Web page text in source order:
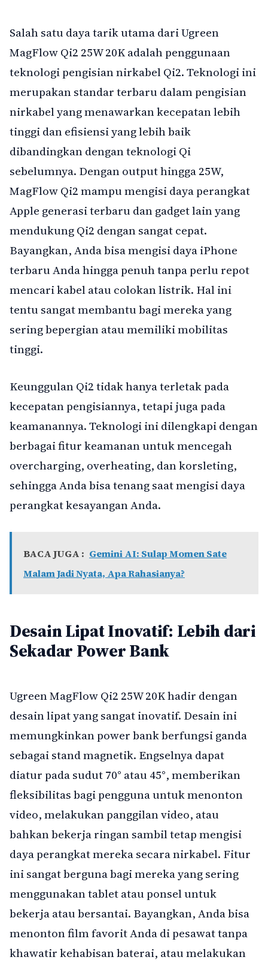
Salah satu daya tarik utama dari Ugreen
MagFlow Qi2 25W 20K adalah penggunaan
teknologi pengisian nirkabel Qi2. Teknologi ini
merupakan standar terbaru dalam pengisian
nirkabel yang menawarkan kecepatan lebih
tinggi dan efisiensi yang lebih baik
dibandingkan dengan teknologi Qi
sebelumnya. Dengan output hingga 25W,
MagFlow Qi2 mampu mengisi daya perangkat
Apple generasi terbaru dan gadget lain yang
mendukung Qi2 dengan sangat cepat.
Bayangkan, Anda bisa mengisi daya iPhone
terbaru Anda hingga penuh tanpa perlu repot
mencari kabel atau colokan listrik. Hal ini
tentu sangat membantu bagi mereka yang
sering bepergian atau memiliki mobilitas
tinggi.
Keunggulan Qi2 tidak hanya terletak pada
kecepatan pengisiannya, tetapi juga pada
keamanannya. Teknologi ini dilengkapi dengan
berbagai fitur keamanan untuk mencegah
overcharging, overheating, dan korsleting,
sehingga Anda bisa tenang saat mengisi daya
perangkat kesayangan Anda.
BACA JUGA : Gemini AI: Sulap Momen Sate
Malam Jadi Nyata, Apa Rahasianya?
Desain Lipat Inovatif: Lebih dari
Sekadar Power Bank
Ugreen MagFlow Qi2 25W 20K hadir dengan
desain lipat yang sangat inovatif. Desain ini
memungkinkan power bank berfungsi ganda
sebagai stand magnetik. Engselnya dapat
diatur pada sudut 70° atau 45°, memberikan
fleksibilitas bagi pengguna untuk menonton
video, melakukan panggilan video, atau
bahkan bekerja ringan sambil tetap mengisi
daya perangkat mereka secara nirkabel. Fitur
ini sangat berguna bagi mereka yang sering
menggunakan tablet atau ponsel untuk
bekerja atau bersantai. Bayangkan, Anda bisa
menonton film favorit Anda di pesawat tanpa
khawatir kehabisan baterai, atau melakukan